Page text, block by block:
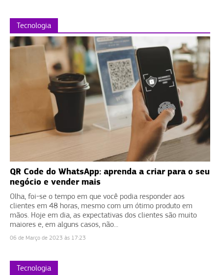
Tecnologia
QR Code do WhatsApp: aprenda a criar para o seu
negócio e vender mais
Olha, foi-se o tempo em que você podia responder aos
clientes em 48 horas, mesmo com um ótimo produto em
mãos. Hoje em dia, as expectativas dos clientes são muito
maiores e, em alguns casos, não...
06 de Março de 2023 às 17:23
Tecnologia